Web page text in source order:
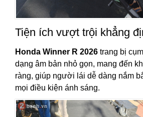
Tiện ích vượt trội khẳng
Honda Winner R 2026 trang bị
dạng âm bản nhỏ gọn, mang đến
ràng, giúp người lái dễ dàng nắm
mọi điều kiện ánh sáng.